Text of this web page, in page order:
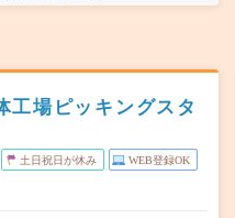
工場ピッキングスタ
土日祝日が休み WEB登録OK